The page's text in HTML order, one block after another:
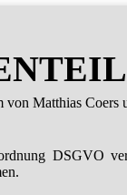
Matthias Coers
DSGVO